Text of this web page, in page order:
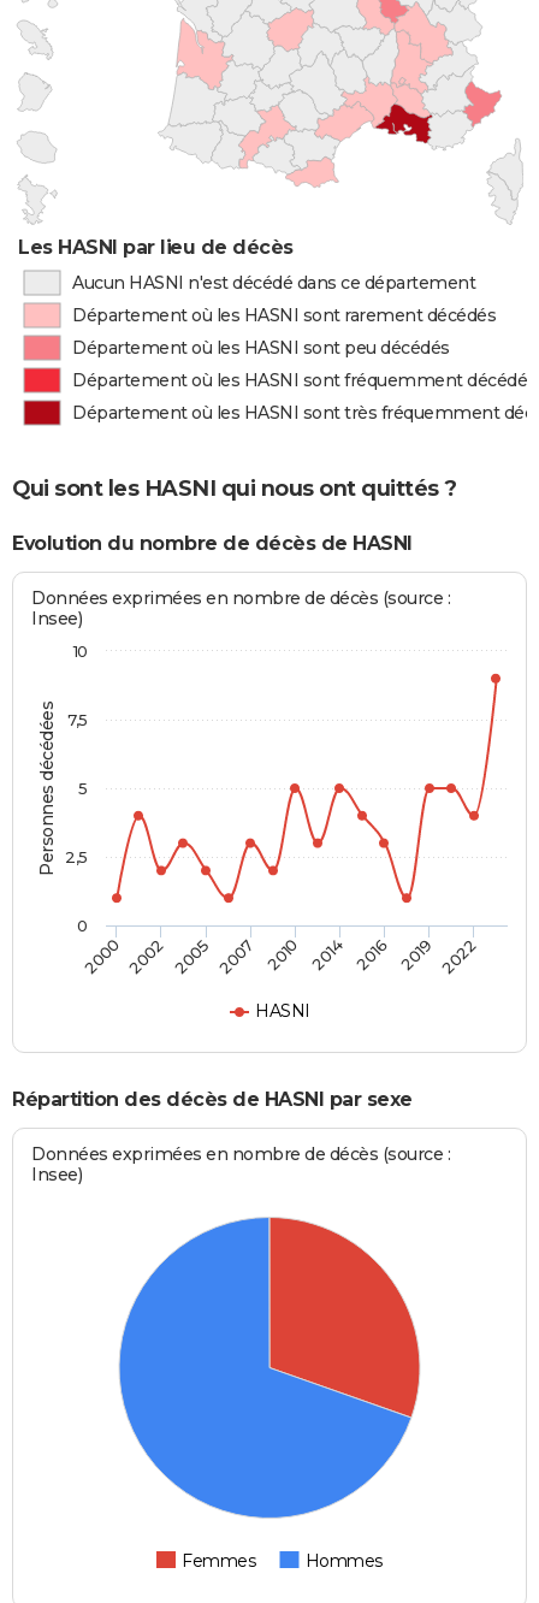
Les HASNI par lieu de décès
Aucun HASNI n'est décédé dans ce département
Département où les HASNI sont rarement décédés
Département où les HASNI sont peu décédés
Département où les HASNI sont fréquemment décédés
Département où les HASNI sont très fréquemment
Qui sont les HASNI qui nous ont quittés ?
Evolution du nombre de décès de HASNI
Personnes décédées
Données exprimées en nombre de décès (source :
Insee)
HASNI
2000 2002 2005 2007 2010 2014 2016 2019 2022
0
2,5
5
7,5
10
Répartition des décès de HASNI par sexe
Données exprimées en nombre de décès (source :
Insee)
Femmes Hommes